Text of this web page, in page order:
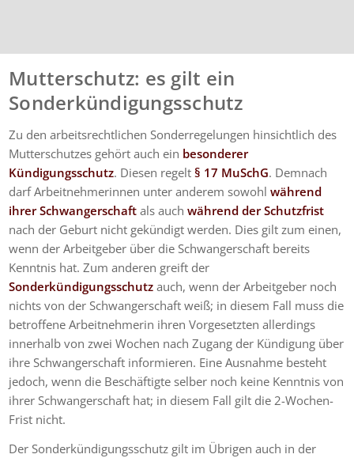
Mutterschutz: es gilt ein
Sonderkündigungsschutz
Zu den arbeitsrechtlichen Sonderregelungen hinsichtlich des
Mutterschutzes gehört auch ein besonderer
Kündigungsschutz. Diesen regelt§ 17 MuSchG. Demnach
darf Arbeitnehmerinnen unter anderem sowohlwährend
ihrer Schwangerschaft als auchwährend der Schutzfrist
nach der Geburt nicht gekündigt werden. Dies gilt zum einen,
wenn der Arbeitgeber über die Schwangerschaft bereits
Kenntnis hat. Zum anderen greift der
Sonderkündigungsschutz auch, wenn der Arbeitgeber noch
nichts von der Schwangerschaft weiß; in diesem Fall muss die
betroffene Arbeitnehmerin ihren Vorgesetzten allerdings
innerhalb von zwei Wochen nach Zugang der Kündigung über
ihre Schwangerschaft informieren. Eine Ausnahme besteht
jedoch, wenn die Beschäftigte selber noch keine Kenntnis von
ihrer Schwangerschaft hat; in diesem Fall gilt die 2-Wochen-
Frist nicht.
Der Sonderkündigungsschutz gilt im Übrigen auch in der